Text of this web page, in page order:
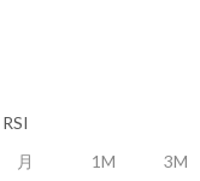
月 1M 3M
RSI